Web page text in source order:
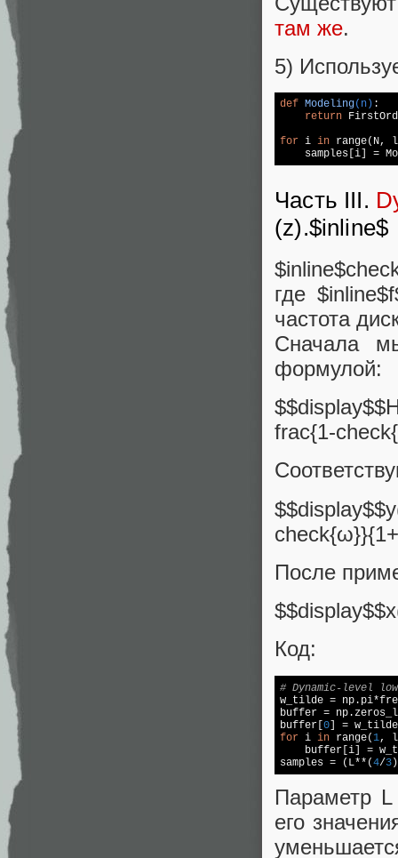
там же.
5)
def Modeling(n) :
return
for i in range(N,
samples[i] =
Часть III.
(z).$inline$
где
частота
Сначала
формулой:
frac{1-
После
Код:
# Dynamic-level
w_tilde =
buffer =
buffer[0] =
for i in range( 1,
buffer[i] =
samples = (L**(4/3
Параметр
его